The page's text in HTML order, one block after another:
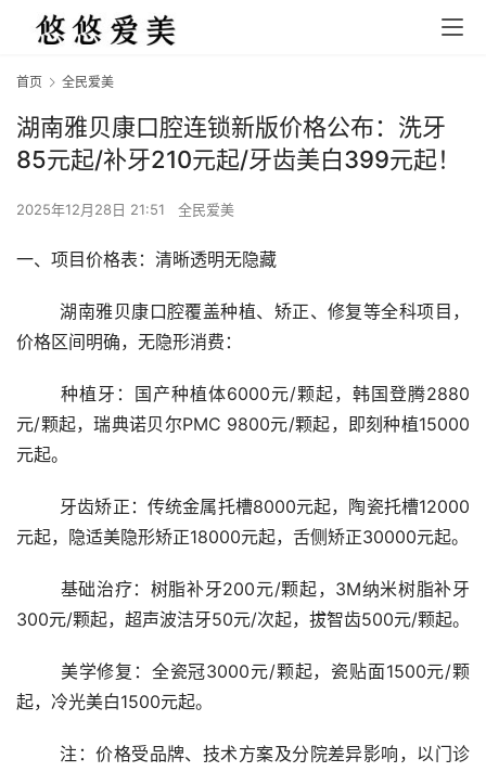
首页 全民爱美
湖南雅贝康口腔连锁新版价格公布：洗牙
85元起/补牙210元起/牙齿美白399元起！
2025年12月28日 21:51 全民爱美
一、项目价格表：清晰透明无隐藏
	湖南雅贝康口腔覆盖种植、矫正、修复等全科项目，
价格区间明确，无隐形消费：
元/颗起，瑞典诺贝尔PMC 9800元/颗起，即刻种植15000
元起。
元起，隐适美隐形矫正18000元起，舌侧矫正30000元起。
300元/颗起，超声波洁牙50元/次起，拔智齿500元/颗起。
起，冷光美白1500元起。